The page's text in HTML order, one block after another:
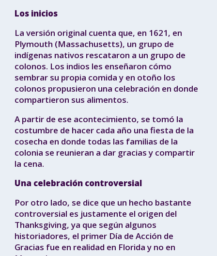
Los inicios
La versión original cuenta que, en 1621, en
Plymouth (Massachusetts), un grupo de
indígenas nativos rescataron a un grupo de
colonos. Los indios les enseñaron cómo
sembrar su propia comida y en otoño los
colonos propusieron una celebración en donde
compartieron sus alimentos.
A partir de ese acontecimiento, se tomó la
costumbre de hacer cada año una fiesta de la
cosecha en donde todas las familias de la
colonia se reunieran a dar gracias y compartir
la cena.
Una celebración controversial
Por otro lado, se dice que un hecho bastante
controversial es justamente el origen del
Thanksgiving, ya que según algunos
historiadores, el primer Día de Acción de
Gracias fue en realidad en Florida y no en